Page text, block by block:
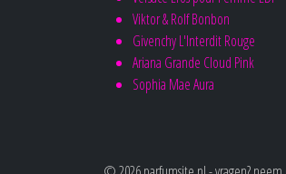
Viktor & Rolf Bonbon
Givenchy L'Interdit Rouge
Ariana Grande Cloud Pink
Sophia Mae Aura